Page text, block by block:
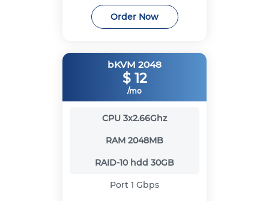
Order Now
bKVM 2048
$ 12
/mo
CPU 3x2.66Ghz
RAM 2048MB
RAID-10 hdd 30GB
Port 1 Gbps